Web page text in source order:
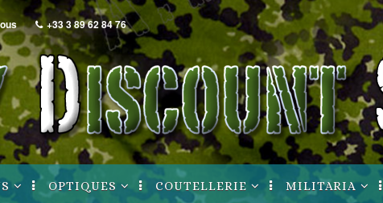
+33 3 89 62 84 76
OPTIQUES COUTELLERIE MILITARIA